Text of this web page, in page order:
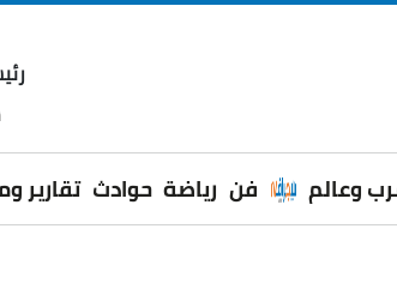
وعالم فن رياضة حوادث تقارير